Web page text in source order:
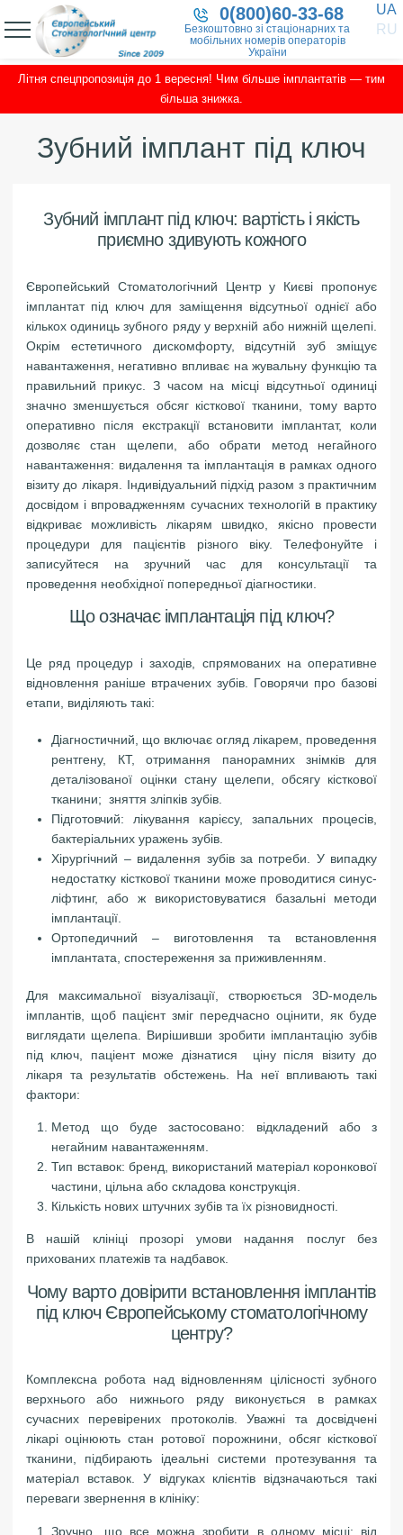
0(800)60-33-68
Безкоштовно зі стаціонарних та
мобільних номерів операторів
України
UA
RU
Літня спецпропозиція до 1 вересня! Чим більше імплантатів — тим
більша знижка.
Зубний імплант під ключ
Зубний імплант під ключ: вартість і якість
приємно здивують кожного
Європейський Стоматологічний Центр у Києві пропонує
імплантат під ключ для заміщення відсутньої однієї або
кількох одиниць зубного ряду у верхній або нижній щелепі.
Окрім естетичного дискомфорту, відсутній зуб зміщує
навантаження, негативно впливає на жувальну функцію та
правильний прикус. З часом на місці відсутньої одиниці
значно зменшується обсяг кісткової тканини, тому варто
оперативно після екстракції встановити імплантат, коли
дозволяє стан щелепи, або обрати метод негайного
навантаження: видалення та імплантація в рамках одного
візиту до лікаря. Індивідуальний підхід разом з практичним
досвідом і впровадженням сучасних технологій в практику
відкриває можливість лікарям швидко, якісно провести
процедури для пацієнтів різного віку. Телефонуйте і
записуйтеся на зручний час для консультації та
проведення необхідної попередньої діагностики.
Що означає імплантація під ключ?
Це ряд процедур і заходів, спрямованих на оперативне
відновлення раніше втрачених зубів. Говорячи про базові
етапи, виділяють такі:
Діагностичний, що включає огляд лікарем, проведення
рентгену, КТ, отримання панорамних знімків для
деталізованої оцінки стану щелепи, обсягу кісткової
тканини; зняття зліпків зубів.
Підготовчий: лікування карієсу, запальних процесів,
бактеріальних уражень зубів.
Хірургічний – видалення зубів за потреби. У випадку
недостатку кісткової тканини може проводитися синус-
ліфтинг, або ж використовуватися базальні методи
імплантації.
Ортопедичний – виготовлення та встановлення
імплантата, спостереження за приживленням.
Для максимальної візуалізації, створюється 3D-модель
імплантів, щоб пацієнт зміг передчасно оцінити, як буде
виглядати щелепа. Вирішивши зробити імплантацію зубів
під ключ, паціент може дізнатися ціну після візиту до
лікаря та результатів обстежень. На неї впливають такі
фактори:
Метод що буде застосовано: відкладений або з
негайним навантаженням.
Тип вставок: бренд, використаний матеріал коронкової
частини, цільна або складова конструкція.
Кількість нових штучних зубів та їх різновидності.
В нашій клініці прозорі умови надання послуг без
прихованих платежів та надбавок.
Чому варто довірити встановлення імплантів
під ключ Європейському стоматологічному
центру?
Комплексна робота над відновленням цілісності зубного
верхнього або нижнього ряду виконується в рамках
сучасних перевірених протоколів. Уважні та досвідчені
лікарі оцінюють стан ротової порожнини, обсяг кісткової
тканини, підбирають ідеальні системи протезування та
матеріал вставок. У відгуках клієнтів відзначаються такі
переваги звернення в клініку:
Зручно, що все можна зробити в одному місці: від